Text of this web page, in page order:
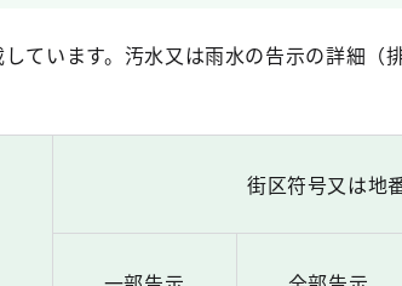
ています。汚水又は雨水の告示の詳細（
街区符号又は地